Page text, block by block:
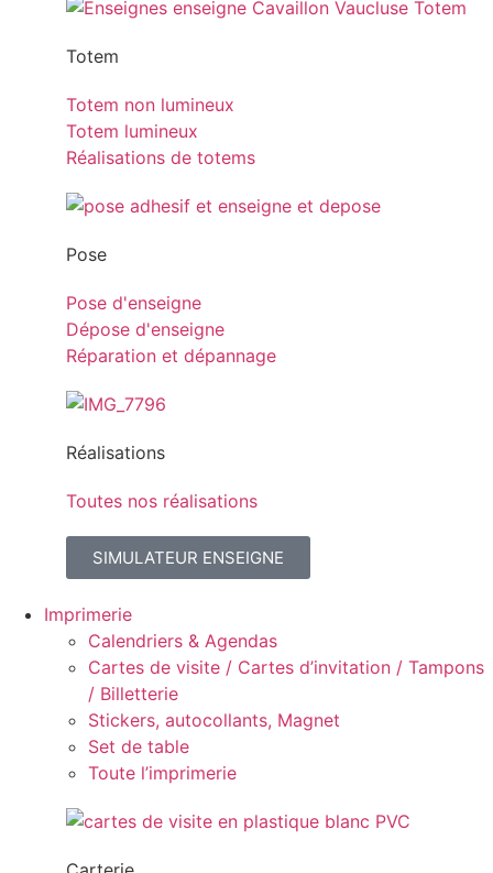
Totem
Totem non lumineux
Totem lumineux
Réalisations de totems
Pose
Pose d'enseigne
Dépose d'enseigne
Réparation et dépannage
Réalisations
Toutes nos réalisations
SIMULATEUR ENSEIGNE
Imprimerie
Calendriers & Agendas
Cartes de visite / Cartes d’invitation / Tampons
/ Billetterie
Stickers, autocollants, Magnet
Set de table
Toute l’imprimerie